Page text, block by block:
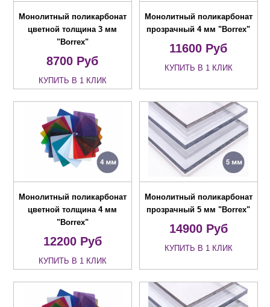
Монолитный поликарбонат
цветной толщина 3 мм
"Borrex"
8700 Руб
КУПИТЬ В 1 КЛИК
Монолитный поликарбонат
прозрачный 4 мм "Borrex"
11600 Руб
КУПИТЬ В 1 КЛИК
Монолитный поликарбонат
цветной толщина 4 мм
"Borrex"
12200Руб
КУПИТЬ В 1 КЛИК
Монолитный поликарбонат
прозрачный 5 мм "Borrex"
14900Руб
КУПИТЬ В 1 КЛИК